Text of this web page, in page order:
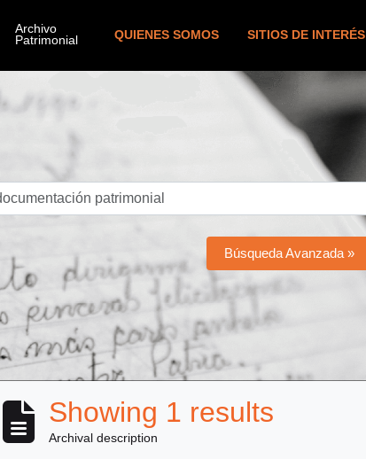
QUIENES SOMOS SITIOS DE INTERÉS
Búsqueda Avanzada »
Showing 1 results
Archival description